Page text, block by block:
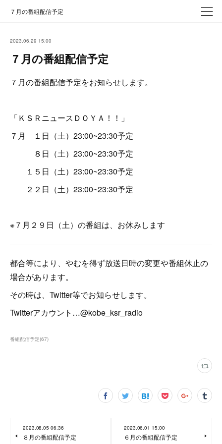
７月の番組配信予定
2023.06.29 15:00
７月の番組配信予定
７月の番組配信予定をお知らせします。
「ＫＳＲニュースＤＯＹＡ！！」
７月 １日（土）23:00~23:30予定
８日（土）23:00~23:30予定
１５日（土）23:00~23:30予定
２２日（土）23:00~23:30予定
※７月２９日（土）の番組は、お休みします
都合等により、やむを得ず放送日時の変更や番組休止の
場合があります。
その時は、Twitter等でお知らせします。
Twitterアカウント…@kobe_ksr_radio
番組配信予定(67)
2023.08.05 06:36
８月の番組配信予定
2023.06.01 15:00
６月の番組配信予定